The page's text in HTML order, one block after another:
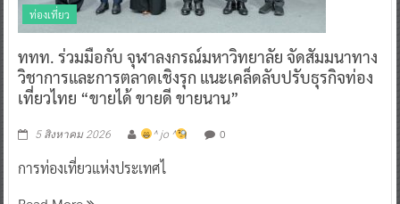
ท่องเที่ยว
ททท. ร่วมมือกับ จุฬาลงกรณ์มหาวิทยาลัย จัดสัมมนาทาง
วิชาการและการตลาดเชิงรุก แนะเคล็ดลับปรับธุรกิจท่อง
เที่ยวไทย “ขายได้ ขายดี ขายนาน”
5 สิงหาคม 2026 ^ jo ^ 0
การท่องเที่ยวแห่งประเทศไ